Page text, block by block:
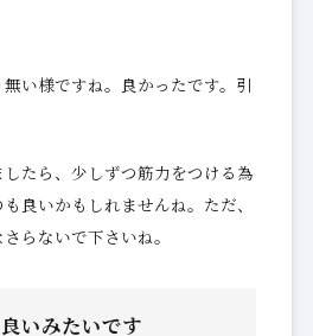
い様ですね。良かったです。引
たら、少しずつ筋力をつける為
良いかもしれませんね。ただ、
らないで下さいね。
いみたいです